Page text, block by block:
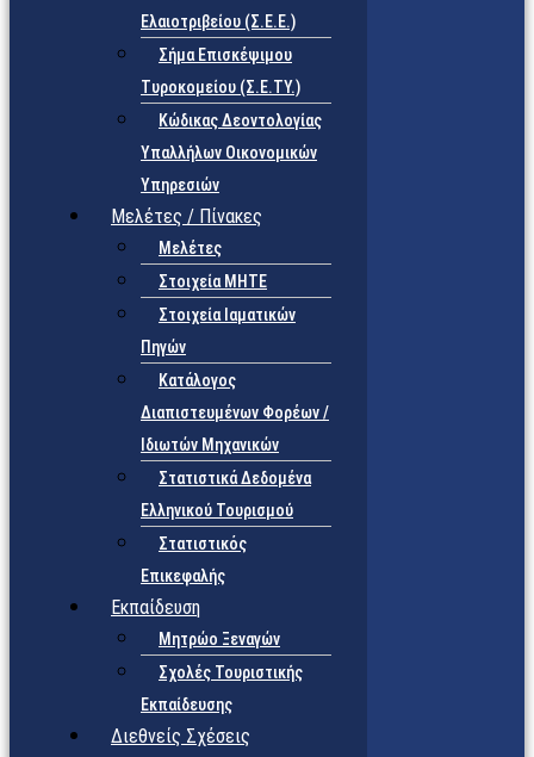
Ελαιοτριβείου (Σ.Ε.Ε.)
Σήμα Επισκέψιμου
Τυροκομείου (Σ.Ε.TY.)
Κώδικας Δεοντολογίας
Υπαλλήλων Οικονομικών
Υπηρεσιών
Μελέτες / Πίνακες
Μελέτες
Στοιχεία ΜΗΤΕ
Στοιχεία Ιαματικών
Πηγών
Κατάλογος
Διαπιστευμένων Φορέων /
Ιδιωτών Μηχανικών
Στατιστικά Δεδομένα
Ελληνικού Τουρισμού
Στατιστικός
Επικεφαλής
Εκπαίδευση
Μητρώο Ξεναγών
Σχολές Τουριστικής
Εκπαίδευσης
Διεθνείς Σχέσεις